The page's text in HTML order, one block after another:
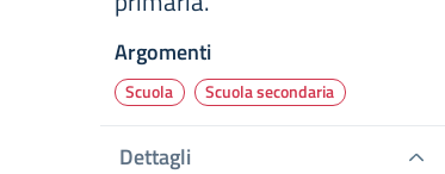
Argomenti
Scuola Scuola secondaria
Dettagli